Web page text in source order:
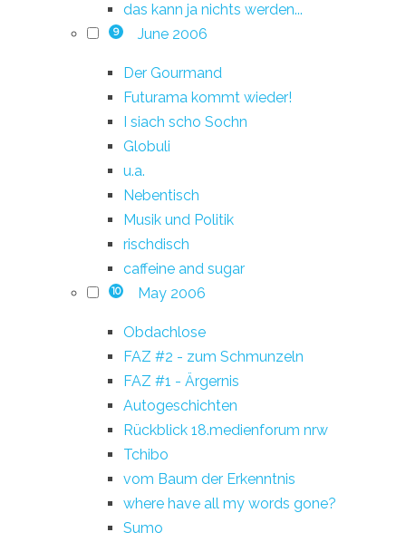
das kann ja nichts werden...
9 June 2006
Der Gourmand
Futurama kommt wieder!
I siach scho Sochn
Globuli
u.a.
Nebentisch
Musik und Politik
rischdisch
caffeine and sugar
10 May 2006
Obdachlose
FAZ #2 - zum Schmunzeln
FAZ #1 - Ärgernis
Autogeschichten
Rückblick 18.medienforum nrw
Tchibo
vom Baum der Erkenntnis
where have all my words gone?
Sumo